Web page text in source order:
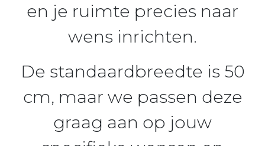
en je ruimte precies naar
wens inrichten.
De standaardbreedte is 50
cm, maar we passen deze
graag aan op jouw